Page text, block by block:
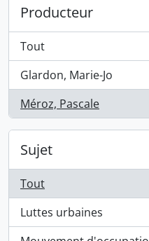
Producteur
Tout
Glardon, Marie-Jo
, 1 résultats
Méroz, Pascale
, 1 résultats
Sujet
Tout
Luttes urbaines
, 1 résultats